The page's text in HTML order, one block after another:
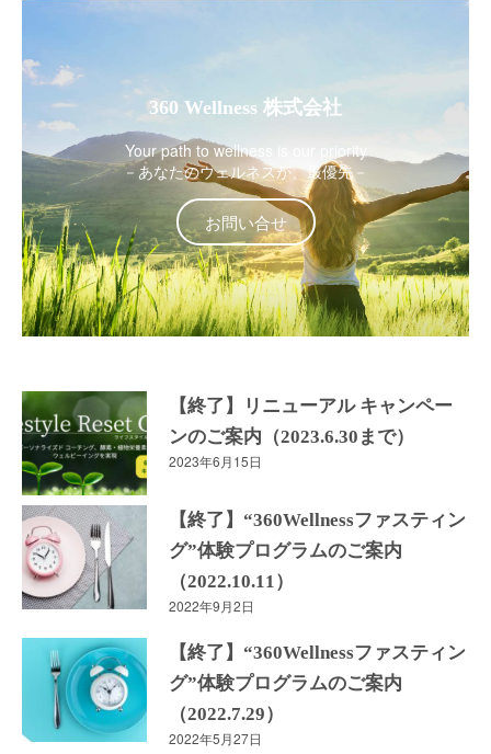
360 Wellness 株式会社
Your path to wellness is our priority
－あなたのウェルネスが、最優先－
お問い合せ
【終了】リニューアル キャンペー
ンのご案内（2023.6.30まで）
2023年6月15日
【終了】“360Wellnessファスティン
グ”体験プログラムのご案内
（2022.10.11）
2022年9月2日
【終了】“360Wellnessファスティン
グ”体験プログラムのご案内
（2022.7.29）
2022年5月27日